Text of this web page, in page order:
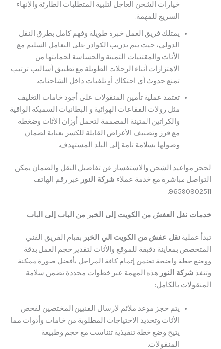
خيارات الشحن العاجل لتلبية المتطلبات الطارئة والإنهاء
السريع للمهمة.
يمتلك فريق العمل خبرة طويلة وفهم كامل بطرق النقل
الدولي، حيث يتم تدريب الكوادر على التعامل السليم مع
الأثاث والمقتنيات الثمينة والحساسة لحمايتها من
الاهتزازات أثناء الرحلات الطويلة مع تطبيق أساليب ترتيب
تمنع حدوث أي احتكاك أو تلفيات داخل الشاحنات.
تعتمد عملية تأمين المنقولات على أجود خامات التغليف
مثل رولات الفقاعات الهوائية و البطانيات السميكة الواقية
والكراتين المتينة المصممة لتحمل أوزان الأثاث وضغطه
مع فرز وتصنيف الأغراض القابلة للكسر بعناية لضمان
وصولها بسلامة تامة إلى البلد المستهدف.
الشحن والاستفسار عن تفاصيل النقل والضمان يمكن
مباشرة مع خدمة عملاءشركة النورعبر رقم الهاتف
نقل العفش من الكويت إلى الخبر من الباب إلى الباب
نقل عفش من الكويت الي الخبربقيام الفريق الفني
بمعاينة دقيقة للموقع والأثاث لتقدير حجم العمل بدقة
واضحة تضمن إتمام كافة المراحل بأفضل صورة ممكنة
شركة النورهذه المهمة عبر خطوات محددة تضمن سلامة
بالكامل:
يتم حجز موعد ملائم لإرسال الفنيين المختصين لفحص
الأثاث وتحديد الاحتياجات المطلوبة من خامات وأدوات مما
يتيح وضع خطة تنفيذية تتناسب مع حجم وطبيعة
المنقولات.